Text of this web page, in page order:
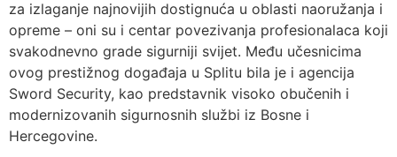
za izlaganje najnovijih dostignuća u oblasti naoružanja i
opreme – oni su i centar povezivanja profesionalaca koji
svakodnevno grade sigurniji svijet. Među učesnicima
ovog prestižnog događaja u Splitu bila je i agencija
Sword Security, kao predstavnik visoko obučenih i
modernizovanih sigurnosnih službi iz Bosne i
Hercegovine.